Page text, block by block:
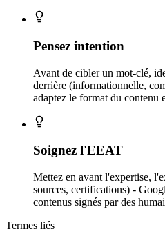
Pensez intention
Avant de cibler un mot-clé,
derrière (informationnelle,
adaptez le format du contenu
Soignez l'EEAT
Mettez en avant l'expertise,
sources, certifications) -
contenus signés par des
Termes liés